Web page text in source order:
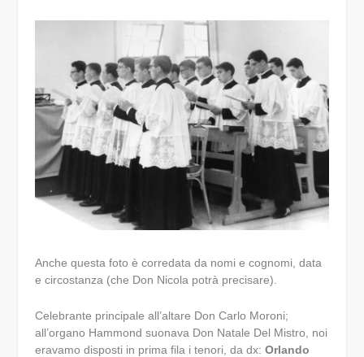
Anche questa foto è corredata da nomi e cognomi, data
e circostanza (che Don Nicola potrà precisare).
Celebrante principale all’altare Don Carlo Moroni;
all’organo Hammond suonava Don Natale Del Mistro, noi
eravamo disposti in prima fila i tenori, da dx: Orlando